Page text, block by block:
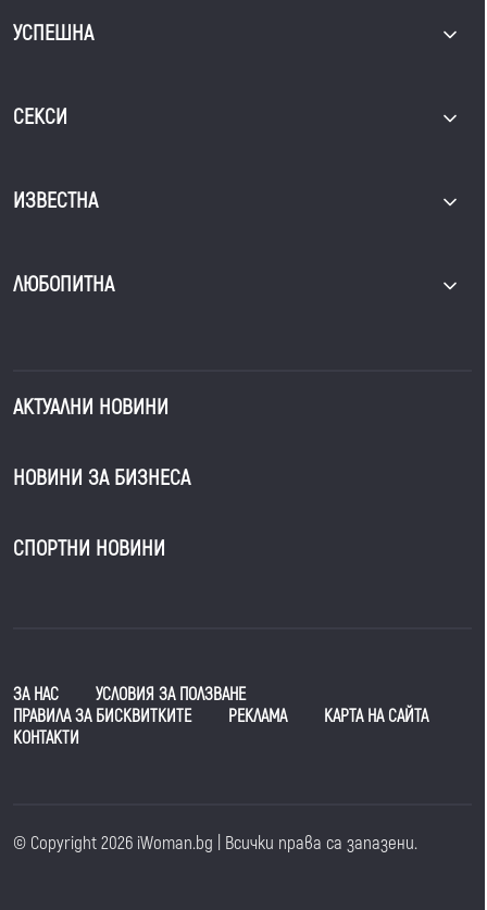
УСПЕШНА
СЕКСИ
ИЗВЕСТНА
ЛЮБОПИТНА
АКТУАЛНИ НОВИНИ
НОВИНИ ЗА БИЗНЕСА
СПОРТНИ НОВИНИ
ЗА НАС
УСЛОВИЯ ЗА ПОЛЗВАНЕ
ПРАВИЛА ЗА БИСКВИТКИТЕ
РЕКЛАМА
КАРТА НА САЙТА
КОНТАКТИ
© Copyright 2026 iWoman.bg | Всички права са запазени.